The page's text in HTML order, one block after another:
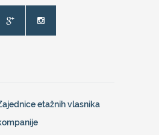
etažnih vlasnika